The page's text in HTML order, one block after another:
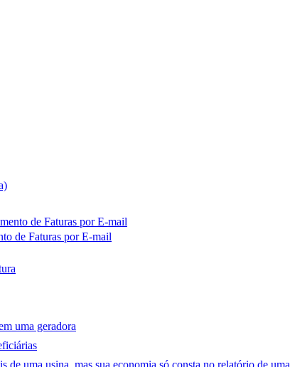
de Faturas por E-mail
de Faturas por E-mail
uma geradora
de uma usina, mas sua economia só consta no relatório de uma.